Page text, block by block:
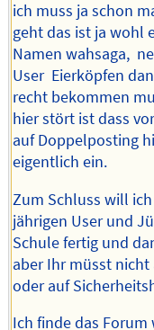
ich muss ja schon
geht das ist ja wohl
Namen wahsaga,
User Eierköpfen
recht bekommen
hier stört ist dass
auf Doppelposting
eigentlich ein.
Zum Schluss will
jährigen User und
Schule fertig und
aber Ihr müsst
oder auf
Ich finde das Forum